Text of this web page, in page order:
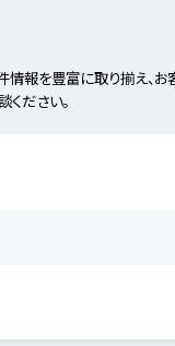
報を豊富に取り揃え、
ださい。